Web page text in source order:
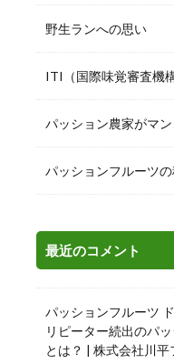
野生ランへの思い
ITI（国際味覚審査機
パッション農家がマ
パッションフルーツ
最近のコメント
パッションフルーツ
リピーター続出のパ
とは？ | 株式会社川平